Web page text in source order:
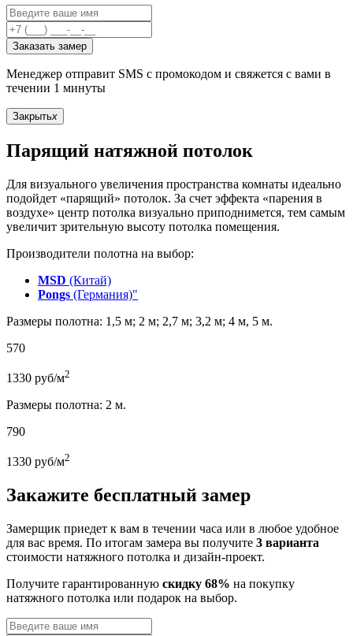
Заказать замер
Менеджер отправит SMS с промокодом и свяжется с вами в
течении 1 минуты
Закрытьx
Парящий натяжной потолок
Для визуального увеличения пространства комнаты идеально
подойдет «парящий» потолок. За счет эффекта «парения в
воздухе» центр потолка визуально приподнимется, тем самым
увеличит зрительную высоту потолка помещения.
Производители полотна на выбор:
MSD (Китай)
Pongs (Германия)"
Размеры полотна: 1,5 м; 2 м; 2,7 м; 3,2 м; 4 м, 5 м.
570
1330 руб/м2
Размеры полотна: 2 м.
790
1330 руб/м2
Закажите бесплатный замер
Замерщик приедет к вам в течении часа или в любое удобное
для вас время. По итогам замера вы получите 3 варианта
стоимости натяжного потолка и дизайн-проект.
Получите гарантированную скидку 68% на покупку
натяжного потолка или подарок на выбор.